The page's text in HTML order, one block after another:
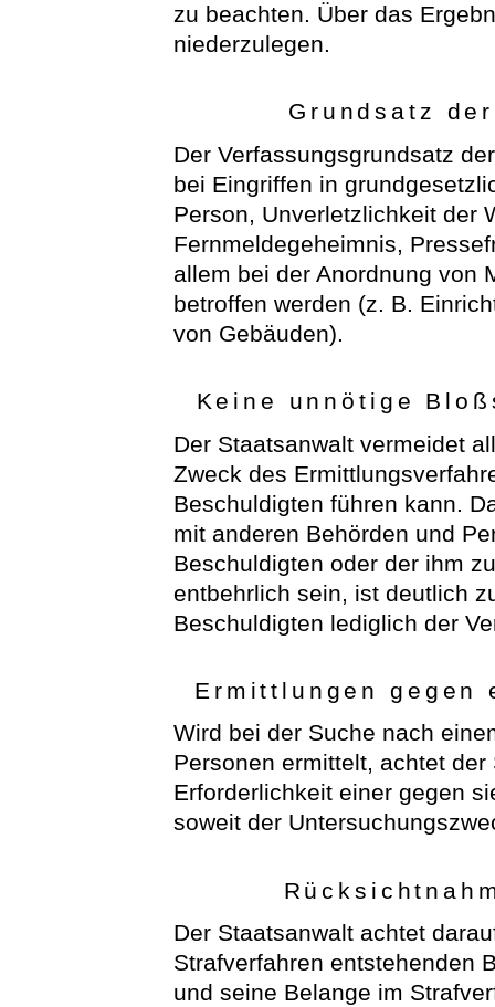
zu beachten. Über das
niederzulegen.
Grundsatz
Der Verfassungsgrundsatz
bei Eingriffen in
Person, Unverletzlichkeit der
Fernmeldegeheimnis,
allem bei der Anordnung von
betroffen werden (z. B.
von Gebäuden).
Keine unnötige
Der Staatsanwalt vermeidet
Zweck des
Beschuldigten führen kann.
mit anderen Behörden und
Beschuldigten oder der ihm
entbehrlich sein, ist deutlich
Beschuldigten lediglich der
Ermittlungen gegen
Wird bei der Suche nach
Personen ermittelt, achtet
Erforderlichkeit einer gegen
soweit der
Der Staatsanwalt achtet
Strafverfahren entstehenden
und seine Belange im